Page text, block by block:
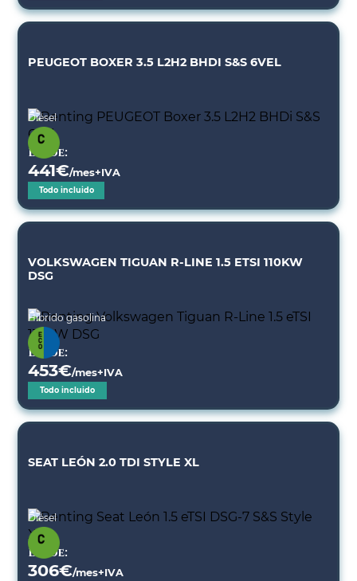
PEUGEOT BOXER 3.5 L2H2 BHDI S&S 6VEL
Diésel
Desde:
441€/mes+IVA
Todo incluido
VOLKSWAGEN TIGUAN R-LINE 1.5 ETSI 110KW
DSG
Híbrido gasolina
Desde:
453€/mes+IVA
Todo incluido
SEAT LEÓN 2.0 TDI STYLE XL
Diésel
Desde:
306€/mes+IVA